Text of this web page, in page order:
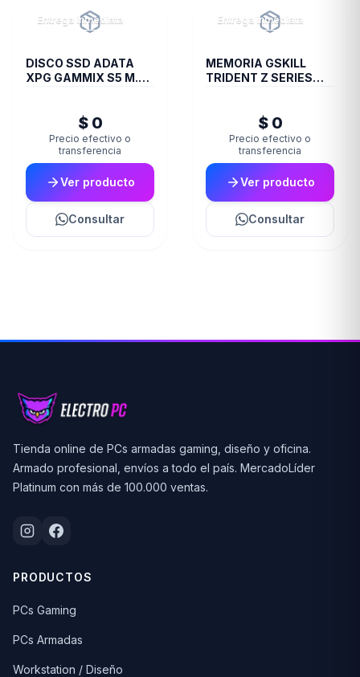
Entrega inmediata
DISCO SSD ADATA
XPG GAMMIX S5 M.2
$ 0
Precio efectivo o
transferencia
Ver producto
Consultar
Entrega inmediata
MEMORIA GSKILL
TRIDENT Z SERIES
$ 0
Precio efectivo o
transferencia
Ver producto
Consultar
Tienda online de PCs armadas gaming, diseño y oficina.
Armado profesional, envíos a todo el país. MercadoLíder
Platinum con más de 100.000 ventas.
PRODUCTOS
PCs Gaming
PCs Armadas
Workstation / Diseño